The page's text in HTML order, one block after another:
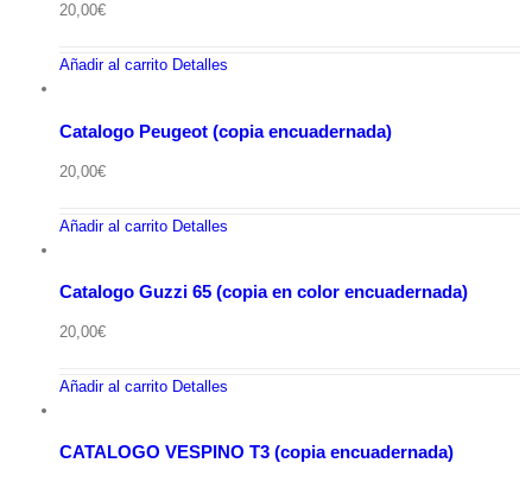
20,00€
Añadir al carrito Detalles
Catalogo Peugeot (copia encuadernada)
20,00€
Añadir al carrito Detalles
Catalogo Guzzi 65 (copia en color encuadernada)
20,00€
Añadir al carrito Detalles
CATALOGO VESPINO T3 (copia encuadernada)